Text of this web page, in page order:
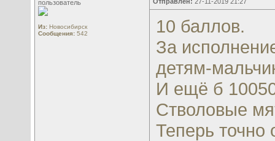
пользователь
Из: Новосибирск
Сообщения: 542
10 баллов.
За
детям-
И ещё б
Стволовые
Теперь точно